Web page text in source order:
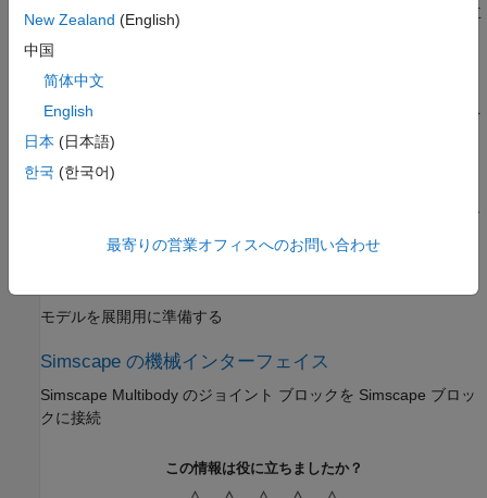
ボディのモデル化、ジョイントと拘束を使用したボディの組み立
シミュレーションと解析
シミュレーションを実行し、モデルを可視化し、運動学的解析を
実行する
モデルのインポート
環境にインポートす
モデルを展開用に準備する
Simscape の機械インターフェイス
Simscape Multibody のジョイント ブロックを Simscape ブロッ
クに接続
この情報は役に立ちましたか？
New Zealand (English)
中国
简体中文
English
日本 (日本語)
한국 (한국어)
最寄りの営業オフィスへのお問い合わせ